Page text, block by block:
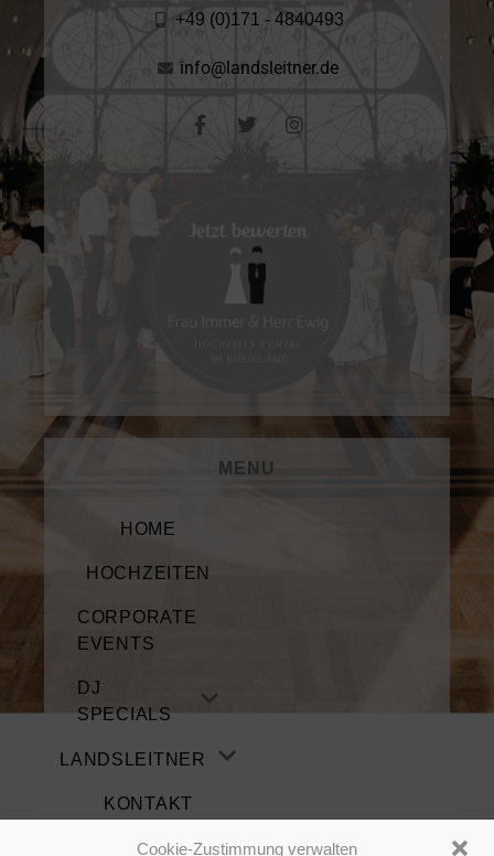
Cookie-Zustimmung verwalten
+49 (0)171 - 4840493
info@landsleitner.de
MENU
HOME
HOCHZEITEN
CORPORATE
EVENTS
DJ
SPECIALS
LANDSLEITNER
KONTAKT